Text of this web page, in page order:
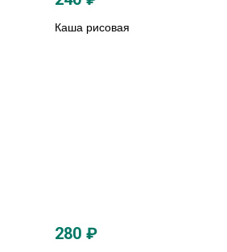
Каша рисовая
280 ₽